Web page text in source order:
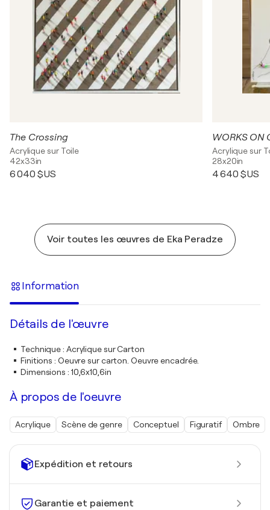
Expédition et retours
Garantie et paiement
The Crossing
Acrylique sur Toile
42x33in
6 040 $US
Acrylique sur
28x20in
4 640 $US
Voir toutes les œuvres de Eka Peradze
Information
Détails de l'œuvre
Technique: Acrylique sur Carton
Finitions : Oeuvre sur carton. Oeuvre encadrée.
Dimensions : 10,6x10,6in
À propos de l'oeuvre
Acrylique Scène de genre Conceptuel Figuratif Ombre